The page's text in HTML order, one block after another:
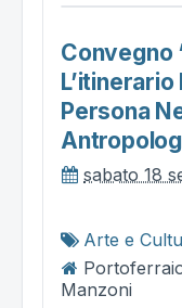
Convegno
Persona
sabato 18
Arte e
Manzoni